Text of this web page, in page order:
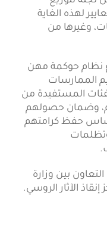
لهذه الغاية
وغيرها من
نظام حوكمة مهن
الممارسات
المستفيدة من
وضمان حصولهم
أساس حفظ كرامتهم
بين وزارة
الآثار الروسي.